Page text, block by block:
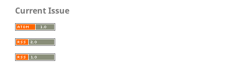
Current Issue